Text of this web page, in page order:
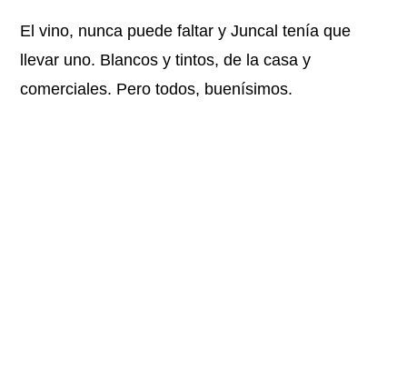
El vino, nunca puede faltar y Juncal tenía que
llevar uno. Blancos y tintos, de la casa y
comerciales. Pero todos, buenísimos.